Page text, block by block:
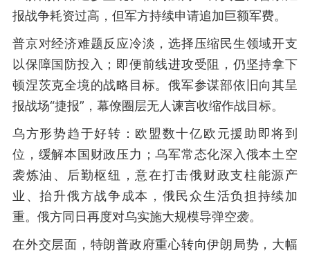
报战争耗资过高，但军方持续申请追加巨额军费。
普京对经济难题反应冷淡，选择压缩民生领域开支
以保障国防投入；即便前线进攻受阻，仍坚持拿下
顿涅茨克全境的战略目标。俄军参谋部依旧向其呈
报战场“捷报”，幕僚圈层无人谏言收缩作战目标。
乌方形势趋于好转：欧盟数十亿欧元援助即将到
位，缓解本国财政压力；乌军常态化深入俄本土空
袭炼油、后勤枢纽，意在打击俄财政支柱能源产
业、抬升俄方战争成本，俄民众生活负担持续加
重。俄方同日再度对乌实施大规模导弹空袭。
在外交层面，特朗普政府重心转向伊朗局势，大幅